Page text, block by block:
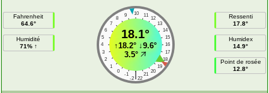
Fahrenheit
64.6°
Humidité
71% ↑
10
9 11
8
12
7
13
6
14
5
15
4
16
3
17
2
18
1
19
0
20
-1 21
|
-2 22
18.1°
↑18.2° ↓9.6°
3.5°
Ressenti
17.8°
Humidex
14.9°
Point de rosée
12.8°